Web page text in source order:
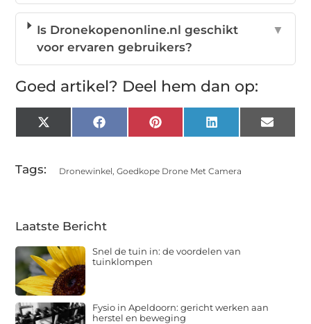
Is Dronekopenonline.nl geschikt
voor ervaren gebruikers?
▼
Goed artikel? Deel hem dan op:
X
(Twitter)
FacebookPinterestLinkedInEmail
Tags: Dronewinkel,Goedkope Drone Met Camera
Laatste Bericht
Snel de tuin in: de voordelen van
tuinklompen
Fysio in Apeldoorn: gericht werken aan
herstel en beweging